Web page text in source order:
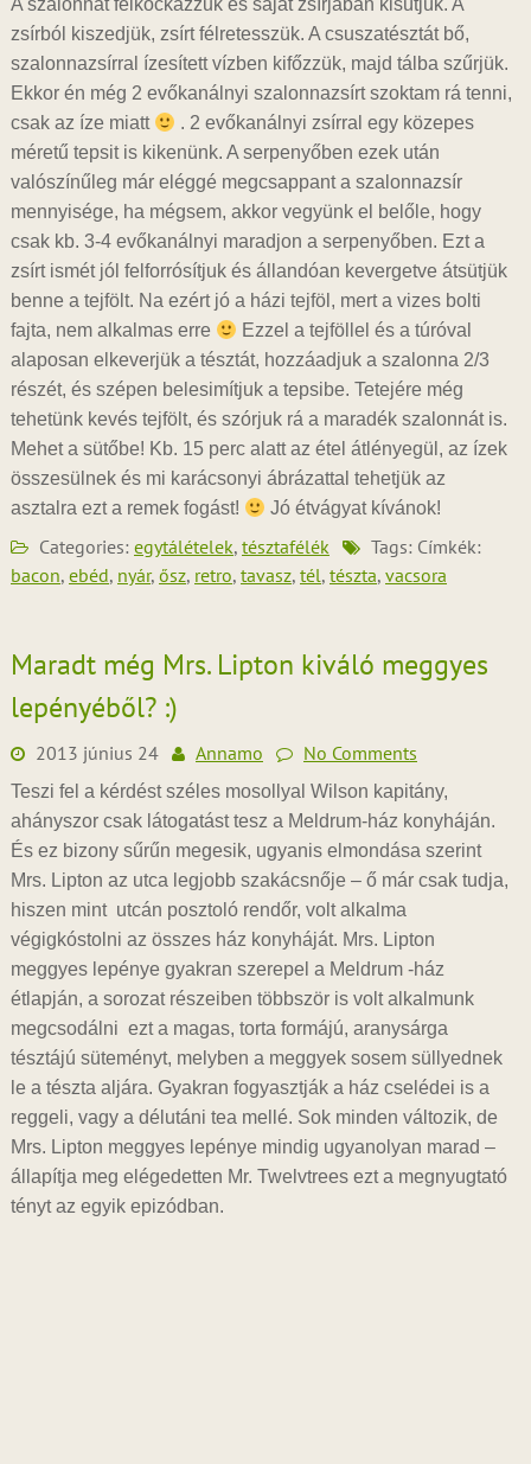
A szalonnát felkockázzuk és saját zsírjában kisütjük. A
zsírból kiszedjük, zsírt félretesszük. A csuszatésztát bő,
szalonnazsírral ízesített vízben kifőzzük, majd tálba szűrjük.
Ekkor én még 2 evőkanálnyi szalonnazsírt szoktam rá tenni,
csak az íze miatt
. 2 evőkanálnyi zsírral egy közepes
méretű tepsit is kikenünk. A serpenyőben ezek után
valószínűleg már eléggé megcsappant a szalonnazsír
mennyisége, ha mégsem, akkor vegyünk el belőle, hogy
csak kb. 3-4 evőkanálnyi maradjon a serpenyőben. Ezt a
zsírt ismét jól felforrósítjuk és állandóan kevergetve átsütjük
benne a tejfölt. Na ezért jó a házi tejföl, mert a vizes bolti
fajta, nem alkalmas erre
Ezzel a tejföllel és a túróval
alaposan elkeverjük a tésztát, hozzáadjuk a szalonna 2/3
részét, és szépen belesimítjuk a tepsibe. Tetejére még
tehetünk kevés tejfölt, és szórjuk rá a maradék szalonnát is.
Mehet a sütőbe! Kb. 15 perc alatt az étel átlényegül, az ízek
összesülnek és mi karácsonyi ábrázattal tehetjük az
asztalra ezt a remek fogást!
Jó étvágyat kívánok!
Categories: egytálételek, tésztafélék
Tags: Címkék:
bacon, ebéd, nyár, ősz, retro, tavasz, tél, tészta, vacsora
Maradt még Mrs. Lipton kiváló meggyes
lepényéből? :)
2013 június 24 Annamo No Comments
Teszi fel a kérdést széles mosollyal Wilson kapitány,
ahányszor csak látogatást tesz a Meldrum-ház konyháján.
És ez bizony sűrűn megesik, ugyanis elmondása szerint
Mrs. Lipton az utca legjobb szakácsnője – ő már csak tudja,
hiszen mint utcán posztoló rendőr, volt alkalma
végigkóstolni az összes ház konyháját. Mrs. Lipton
meggyes lepénye gyakran szerepel a Meldrum -ház
étlapján, a sorozat részeiben többször is volt alkalmunk
megcsodálni ezt a magas, torta formájú, aranysárga
tésztájú süteményt, melyben a meggyek sosem süllyednek
le a tészta aljára. Gyakran fogyasztják a ház cselédei is a
reggeli, vagy a délutáni tea mellé. Sok minden változik, de
Mrs. Lipton meggyes lepénye mindig ugyanolyan marad –
állapítja meg elégedetten Mr. Twelvtrees ezt a megnyugtató
tényt az egyik epizódban.